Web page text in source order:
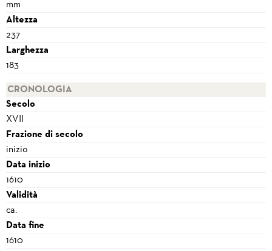
mm
Altezza
237
Larghezza
183
CRONOLOGIA
Secolo
XVII
Frazione di secolo
inizio
Data inizio
1610
Validità
ca.
Data fine
1610